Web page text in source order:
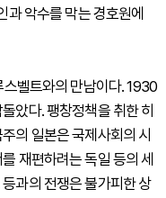
과 악수를 막는 경호원에
벨트와의 만남이다. 1930
았다. 팽창정책을 취한 히
의 일본은 국제사회의 시
재편하려는 독일 등의 세
과의 전쟁은 불가피한 상